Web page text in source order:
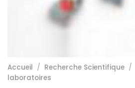
Accueil / Recherche Scientifique /
laboratoires